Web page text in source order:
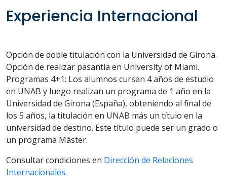
Experiencia Internacional
Opción de doble titulación con la Universidad de Girona.
Opción de realizar pasantía en University of Miami.
Programas 4+1: Los alumnos cursan 4 años de estudio
en UNAB y luego realizan un programa de 1 año en la
Universidad de Girona (España), obteniendo al final de
los 5 años, la titulación en UNAB más un título en la
universidad de destino. Este título puede ser un grado o
un programa Máster.
Consultar condiciones en Dirección de Relaciones
Internacionales.